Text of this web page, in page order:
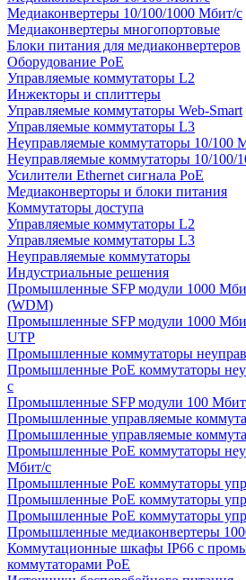
Медиаконвертеры 10/100/1000 Мбит/c
Медиаконвертеры многопортовые
Блоки питания для медиаконвертеров
Оборудование PoE
Управляемые коммутаторы L2
Инжекторы и сплиттеры
Управляемые коммутаторы Web-Smart
Управляемые коммутаторы L3
Неуправляемые коммутаторы 10/100
Неуправляемые коммутаторы 10/100/
Усилители Ethernet сигнала PoE
Медиаконверторы и блоки питания
Коммутаторы доступа
Управляемые коммутаторы L2
Управляемые коммутаторы L3
Неуправляемые коммутаторы
Индустриальные решения
Промышленные SFP модули 1000
(WDM)
Промышленные SFP модули 1000
UTP
Промышленные коммутаторы
Промышленные PoE коммутаторы
с
Промышленные SFP модули 100
Промышленные управляемые
Промышленные управляемые
Промышленные PoE коммутаторы
Мбит/с
Промышленные PoE коммутаторы
Промышленные PoE коммутаторы
Промышленные PoE коммутаторы
Промышленные медиаконвертеры
Коммутационные шкафы IP66 c
коммутаторами PoE